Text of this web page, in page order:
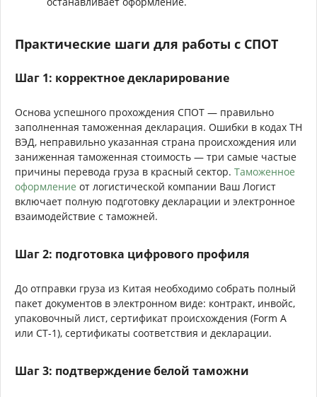
Практические шаги для работы с СПОТ
Шаг 1: корректное декларирование
Основа успешного прохождения СПОТ — правильно
заполненная таможенная декларация. Ошибки в кодах ТН
ВЭД, неправильно указанная страна происхождения или
заниженная таможенная стоимость — три самые частые
причины перевода груза в красный сектор. Таможенное
оформление от логистической компании Ваш Логист
включает полную подготовку декларации и электронное
взаимодействие с таможней.
Шаг 2: подготовка цифрового профиля
До отправки груза из Китая необходимо собрать полный
пакет документов в электронном виде: контракт, инвойс,
упаковочный лист, сертификат происхождения (Form A
или CT-1), сертификаты соответствия и декларации.
Шаг 3: подтверждение белой таможни